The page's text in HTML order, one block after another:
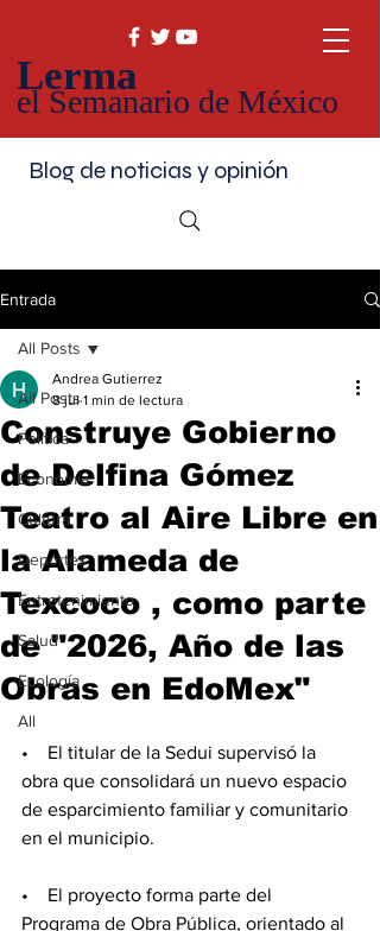
Lerma
el Semanario de México
Blog de noticias y opinión
Entrada
All Posts
Política
Economía
Cultura
Deportes
Entretenimiento
Salud
Ecología
All
All Posts
Construye Gobierno
de Delfina Gómez
Teatro al Aire Libre en
la Alameda de
Texcoco , como parte
de "2026, Año de las
Obras en EdoMex"
Andrea Gutierrez
8 jul 1 min de lectura
•    El titular de la Sedui supervisó la
obra que consolidará un nuevo espacio
de esparcimiento familiar y comunitario
en el municipio.
•    El proyecto forma parte del
Programa de Obra Pública, orientado al